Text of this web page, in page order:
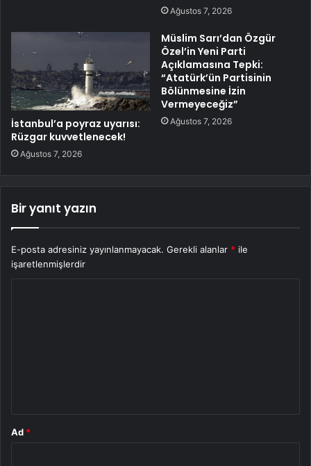
Ağustos 7, 2026
İstanbul’a poyraz uyarısı:
Rüzgar kuvvetlenecek!
Ağustos 7, 2026
Müslim Sarı’dan Özgür
Özel’in Yeni Parti
Açıklamasına Tepki:
“Atatürk’ün Partisinin
Bölünmesine İzin
Vermeyeceğiz”
Ağustos 7, 2026
Bir yanıt yazın
E-posta adresiniz yayınlanmayacak. Gerekli alanlar * ile
işaretlenmişlerdir
Ad *